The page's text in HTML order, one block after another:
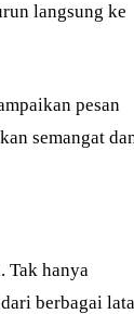
langsung ke
pesan
semangat
Tak hanya
berbagai